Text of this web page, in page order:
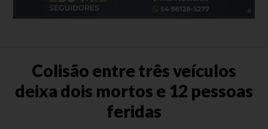
Colisão entre três veículos
deixa dois mortos e 12 pessoas
feridas